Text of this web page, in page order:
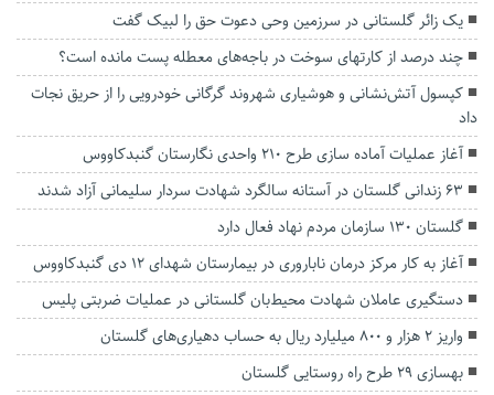
یک زائر گلستانی در سرزمین وحی دعوت حق را لبیک گفت
چند درصد از کارتهای سوخت در باجه‌های معطله پست مانده است؟
کپسول آتش‌نشانی و هوشیاری شهروند گرگانی خودرویی را از حریق نجات
داد
آغاز عملیات آماده سازی طرح ۲۱۰ واحدی نگارستان گنبدکاووس
۶۳ زندانی گلستان در آستانه سالگرد شهادت سردار سلیمانی آزاد شدند
گلستان ۱۳۰ سازمان مردم نهاد فعال دارد
آغاز به کار مرکز درمان ناباروری در بیمارستان شهدای ۱۲ دی گنبدکاووس
دستگیری عاملان شهادت محیط‌بان گلستانی در عملیات ضربتی پلیس
واریز ۲ هزار و ۸۰۰ میلیارد ریال به حساب دهیاری‌های گلستان
بهسازی ۲۹ طرح راه روستایی گلستان